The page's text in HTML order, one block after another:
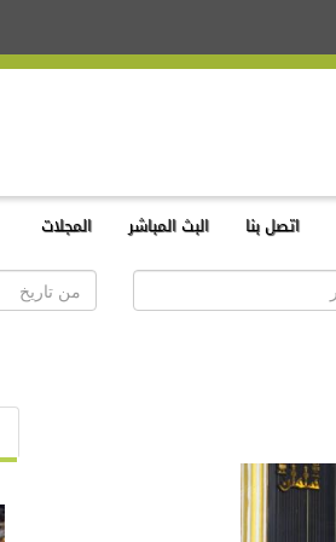
اتصل بنا البث المباشر المجلات